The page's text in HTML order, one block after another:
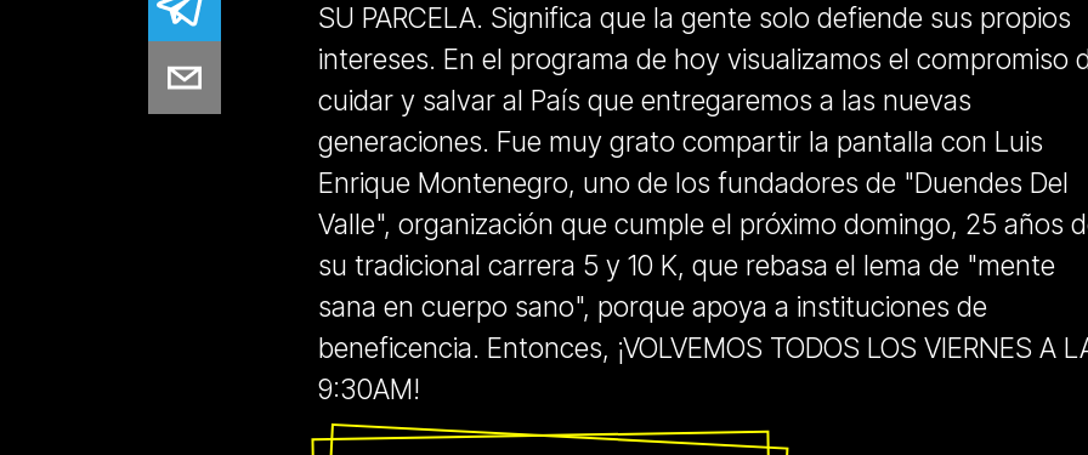
SU PARCELA. Significa que la gente solo defiende sus propios
intereses. En el programa de hoy visualizamos el compromiso
cuidar y salvar al País que entregaremos a las nuevas
generaciones. Fue muy grato compartir la pantalla con Luis
Enrique Montenegro, uno de los fundadores de "Duendes Del
Valle", organización que cumple el próximo domingo, 25 años
su tradicional carrera 5 y 10 K, que rebasa el lema de "mente
sana en cuerpo sano", porque apoya a instituciones de
beneficencia. Entonces, ¡VOLVEMOS TODOS LOS VIERNES A
9:30AM!